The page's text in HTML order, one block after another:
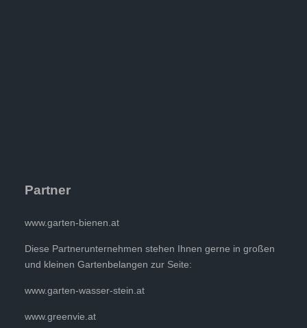
Partner
www.garten-bienen.at
Diese Partnerunternehmen stehen Ihnen gerne in großen
und kleinen Gartenbelangen zur Seite:
www.garten-wasser-stein.at
www.greenvie.at